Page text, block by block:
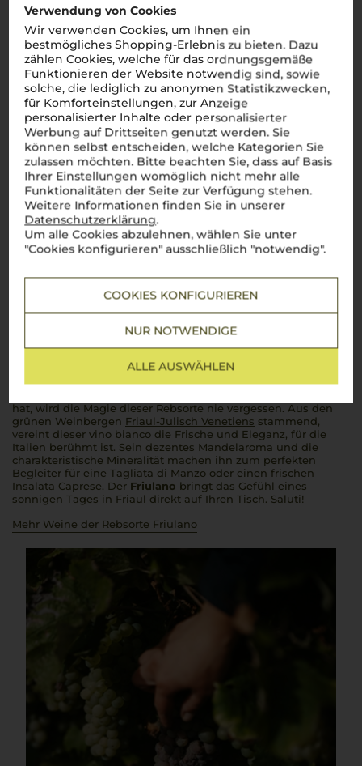
Verwendung von Cookies
Wir verwenden Cookies, um Ihnen ein
bestmögliches Shopping-Erlebnis zu bieten. Dazu
zählen Cookies, welche für das ordnungsgemäße
Funktionieren der Website notwendig sind, sowie
solche, die lediglich zu anonymen Statistikzwecken,
für Komforteinstellungen, zur Anzeige
personalisierter Inhalte oder personalisierter
Werbung auf Drittseiten genutzt werden. Sie
können selbst entscheiden, welche Kategorien Sie
zulassen möchten. Bitte beachten Sie, dass auf Basis
Ihrer Einstellungen womöglich nicht mehr alle
Funktionalitäten der Seite zur Verfügung stehen.
Weitere Informationen finden Sie in unserer
Datenschutzerklärung.
Um alle Cookies abzulehnen, wählen Sie unter
"Cookies konfigurieren" ausschließlich "notwendig".
COOKIES KONFIGURIEREN
NUR NOTWENDIGE
ALLE AUSWÄHLEN
Über die Rebsorte
Eleganter Weißwein voller Frische und typisch italienischem
hat, wird die Magie dieser Rebsorte nie vergessen. Aus den
grünen Weinbergen Friaul-Julisch Venetiens stammend,
vereint dieser vino bianco die Frische und Eleganz, für die
Italien berühmt ist. Sein dezentes Mandelaroma und die
charakteristische Mineralität machen ihn zum perfekten
Begleiter für eine Tagliata di Manzo oder einen frischen
Insalata Caprese. Der Friulano bringt das Gefühl eines
sonnigen Tages in Friaul direkt auf Ihren Tisch. Saluti!
Mehr Weine der Rebsorte Friulano